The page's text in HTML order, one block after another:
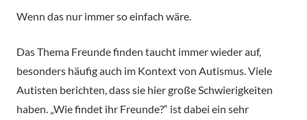
Wenn das nur immer so einfach wäre.
Das Thema Freunde finden taucht immer wieder auf,
besonders häufig auch im Kontext von Autismus. Viele
Autisten berichten, dass sie hier große Schwierigkeiten
haben. „Wie findet ihr Freunde?“ ist dabei ein sehr